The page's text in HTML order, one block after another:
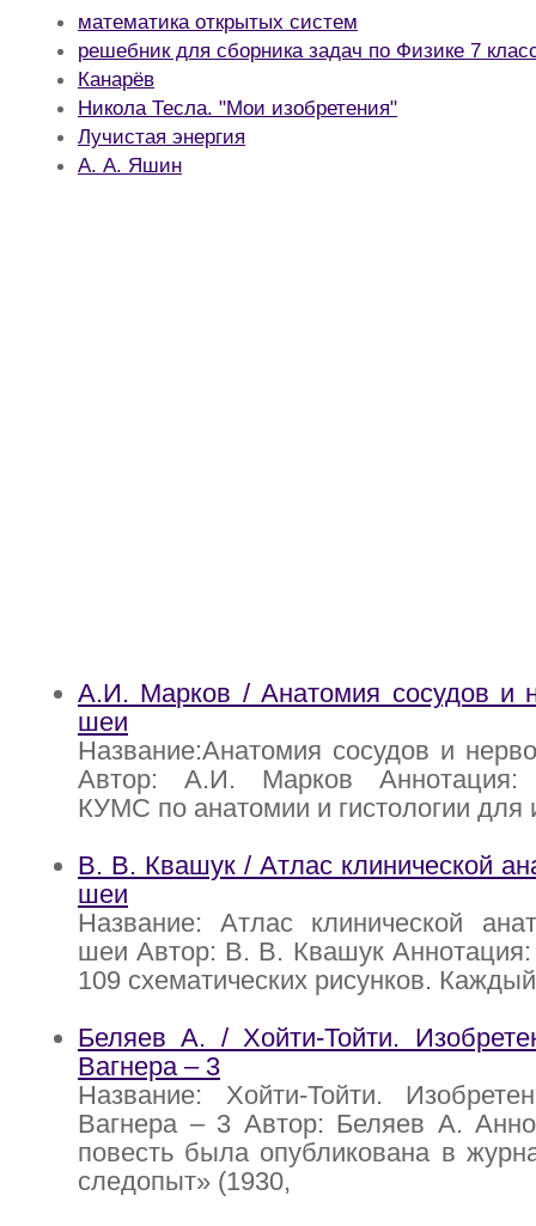
математика открытых систем
решебник для сборника задач по Физике 7
Канарёв
Никола Тесла. "Мои изобретения"
Лучистая энергия
А. А. Яшин
А.И. Марков / Анатомия сосудов и
шеи
Название:Анатомия сосудов и
Автор: А.И. Марков Аннотация:
КУМС по анатомии и гистологии для
В. В. Квашук / Атлас клинической
шеи
Название: Атлас клинической
шеи Автор: В. В. Квашук Аннотация:
109 схематических рисунков.
Беляев А. / Хойти-Тойти.
Вагнера – 3
Название: Хойти-Тойти.
Вагнера – 3 Автор: Беляев А.
повесть была опубликована в
следопыт» (1930,